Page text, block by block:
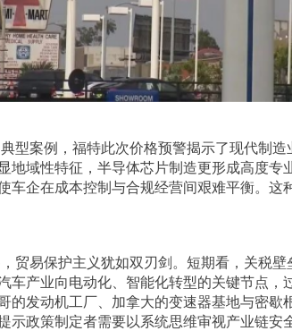
型案例，福特此次价格预警揭示了现代制
地域性特征，半导体芯片制造更形成高度专
车企在成本控制与合规经营间艰难平衡。
贸易保护主义犹如双刃剑。短期看，关税
车产业向电动化、智能化转型的关键节点
的发动机工厂、加拿大的变速器基地与密
示政策制定者需要以系统思维审视产业链安